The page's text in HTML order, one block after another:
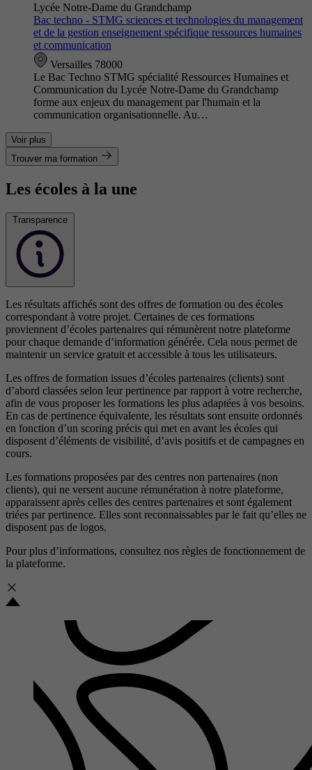
Lycée Notre-Dame du Grandchamp
Bac techno - STMG sciences et technologies du management
et de la gestion enseignement spécifique ressources humaines
et communication
Versailles 78000
Le Bac Techno STMG spécialité Ressources Humaines et
Communication du Lycée Notre-Dame du Grandchamp
forme aux enjeux du management par l'humain et la
communication organisationnelle. Au…
Voir plus
Trouver ma formation
Les écoles à la une
Transparence
Les résultats affichés sont des offres de formation ou des écoles
correspondant à votre projet. Certaines de ces formations
proviennent d’écoles partenaires qui rémunèrent notre plateforme
pour chaque demande d’information générée. Cela nous permet de
maintenir un service gratuit et accessible à tous les utilisateurs.
Les offres de formation issues d’écoles partenaires (clients) sont
d’abord classées selon leur pertinence par rapport à votre recherche,
afin de vous proposer les formations les plus adaptées à vos besoins.
En cas de pertinence équivalente, les résultats sont ensuite ordonnés
en fonction d’un scoring précis qui met en avant les écoles qui
disposent d’éléments de visibilité, d’avis positifs et de campagnes en
cours.
Les formations proposées par des centres non partenaires (non
clients), qui ne versent aucune rémunération à notre plateforme,
apparaissent après celles des centres partenaires et sont également
triées par pertinence. Elles sont reconnaissables par le fait qu’elles ne
disposent pas de logos.
Pour plus d’informations, consultez nos règles de fonctionnement de
la plateforme.